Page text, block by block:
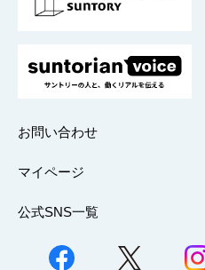
採用情報
お問い合わせ
マイページ
公式SNS一覧